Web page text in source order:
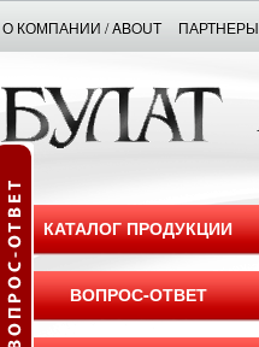
О КОМПАНИИ / ABOUT ПАРТНЕРЫ
КАТАЛОГ ПРОДУКЦИИ
ВОПРОС-ОТВЕТ